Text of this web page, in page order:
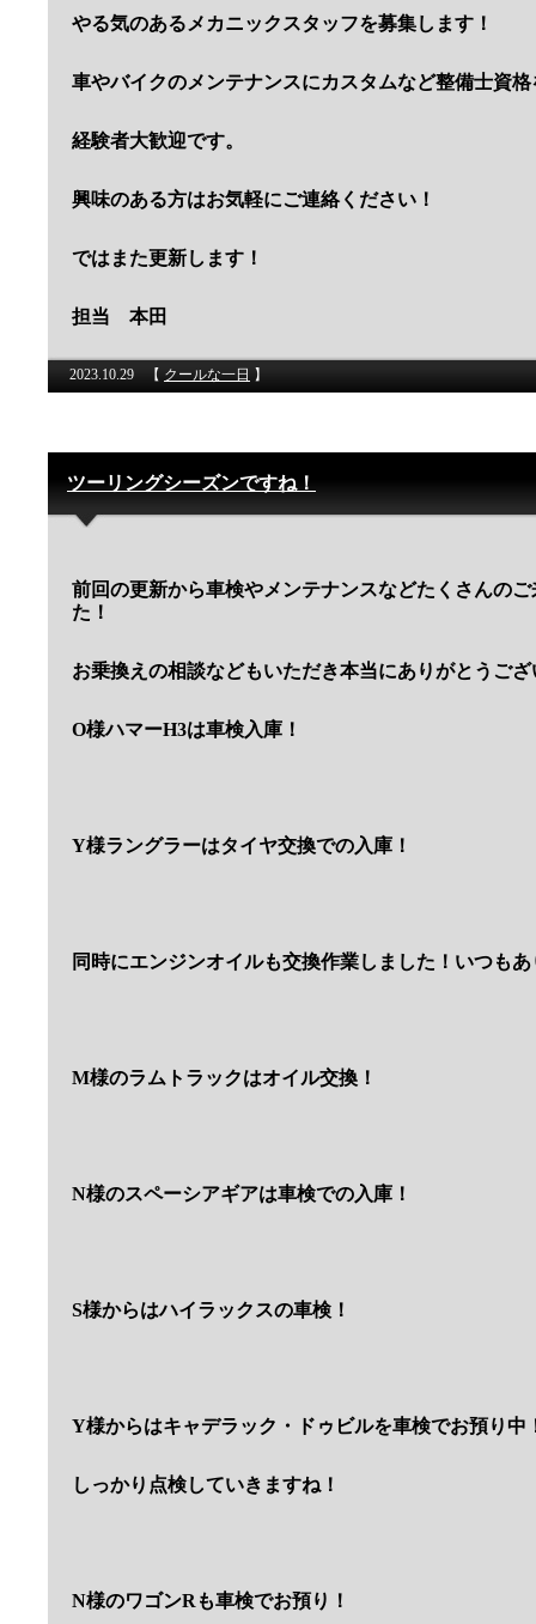
やる気のあるメカニックスタッフを募集します！
車やバイクのメンテナンスにカスタムなど整備士資
経験者大歓迎です。
興味のある方はお気軽にご連絡ください！
ではまた更新します！
担当 本田
2023.10.29 【 クールな一日 】
ツーリングシーズンですね！
前回の更新から車検やメンテナンスなどたくさんの
た！
お乗換えの相談などもいただき本当にありがとうご
O様ハマーH3は車検入庫！
Y様ラングラーはタイヤ交換での入庫！
同時にエンジンオイルも交換作業しました！いつも
M様のラムトラックはオイル交換！
N様のスペーシアギアは車検での入庫！
S様からはハイラックスの車検！
Y様からはキャデラック・ドゥビルを車検でお預り中
しっかり点検していきますね！
N様のワゴンRも車検でお預り！